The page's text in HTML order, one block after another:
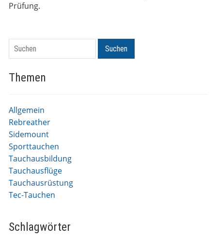
Suchen Suchen
Themen
Allgemein
Rebreather
Sidemount
Sporttauchen
Tauchausbildung
Tauchausflüge
Tauchausrüstung
Tec-Tauchen
Schlagwörter
Prüfung.